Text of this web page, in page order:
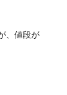
、値段が